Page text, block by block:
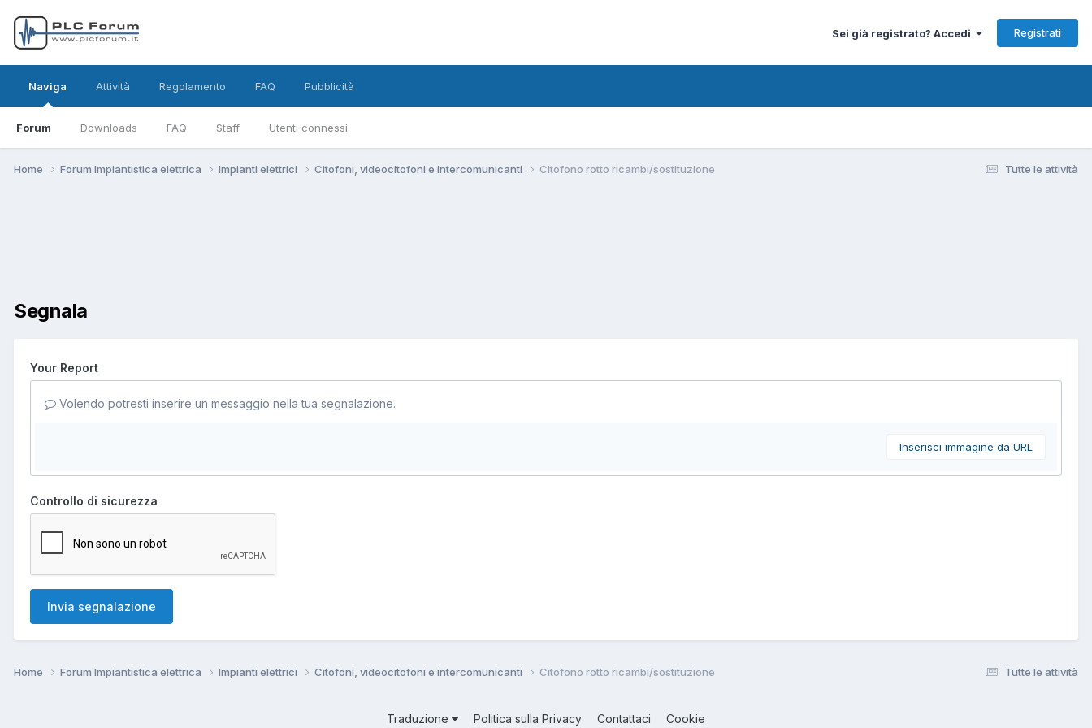
Sei già registrato? Accedi Registrati
Naviga
Forum Downloads FAQ Staff Utenti connessi
Attività Regolamento FAQ Pubblicità
Tutte le attività
Home Forum Impiantistica elettrica Impianti elettrici Citofoni, videocitofoni e intercomunicanti Citofono rotto ricambi/sostituzione
Segnala
Your Report
Volendo potresti inserire un messaggio nella tua segnalazione.
Inserisci immagine da URL
Controllo di sicurezza
Invia segnalazione
Tutte le attività
Home Forum Impiantistica elettrica Impianti elettrici Citofoni, videocitofoni e intercomunicanti Citofono rotto ricambi/sostituzione
Traduzione Politica sulla Privacy Contattaci Cookie